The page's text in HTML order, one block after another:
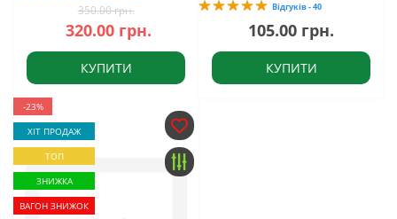
350.00 грн.
320.00 грн.
КУПИТИ
Відгуків - 40
105.00 грн.
КУПИТИ
-23%
ХІТ ПРОДАЖ
ТОП
ЗНИЖКА
ВАГОН ЗНИЖОК